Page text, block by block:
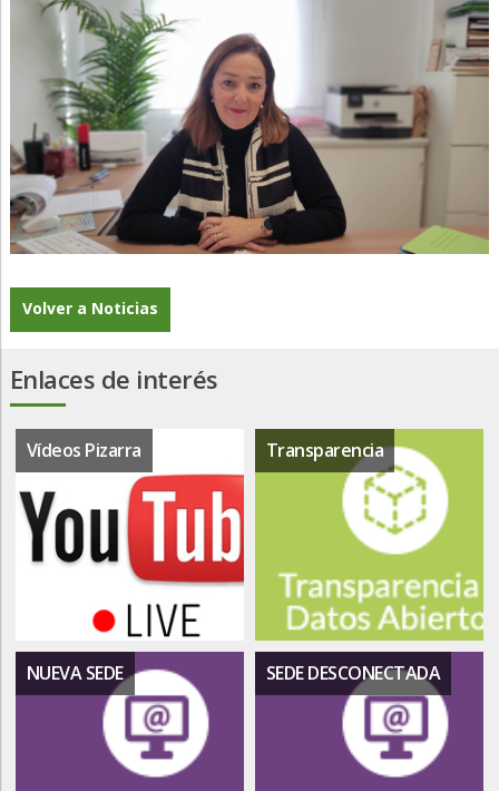
Volver a Noticias
Enlaces de interés
Vídeos Pizarra Transparencia
NUEVA SEDE SEDE DESCONECTADA